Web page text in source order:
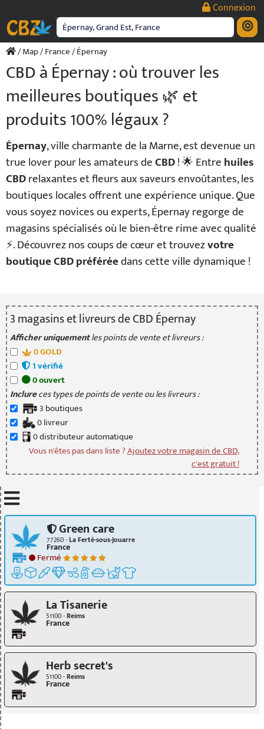
contenu
Connexion
/Map/France/ Épernay
CBD à Épernay : où trouver les
meilleures boutiques 🌿 et
produits 100% légaux ?
Épernay, ville charmante de la Marne, est devenue un
true lover pour les amateurs deCBD! 🌟 Entrehuiles
CBDrelaxantes et fleurs aux saveurs envoûtantes, les
boutiques locales offrent une expérience unique. Que
vous soyez novices ou experts, Épernay regorge de
magasins spécialisés où le bien-être rime avec qualité
⚡. Découvrez nos coups de cœur et trouvezvotre
boutique CBD préféréedans cette ville dynamique !
3magasinset livreursde CBD Épernay
Afficher uniquementles points de vente et livreurs :
0GOLD
1vérifié
0ouvert
Inclureces types de points de vente ou les livreurs :
3 boutiques
0livreur
0distributeurautomatique
Vous n'êtes pas dans liste ?Ajoutez votre magasin de CBD,
c'est gratuit !
Green care
77260 -La Ferté-sous-Jouarre
France
Fermé
La Tisanerie
51100 -Reims
France
Herb secret's
51100 -Reims
France